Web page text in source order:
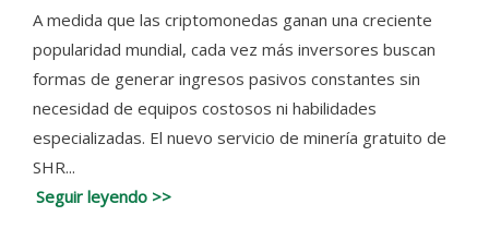
A medida que las criptomonedas ganan una creciente
popularidad mundial, cada vez más inversores buscan
formas de generar ingresos pasivos constantes sin
necesidad de equipos costosos ni habilidades
especializadas. El nuevo servicio de minería gratuito de
SHR...
Seguir leyendo >>